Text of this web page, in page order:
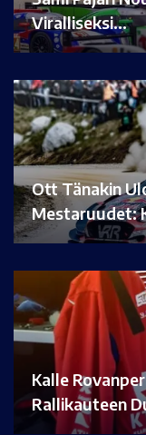
Viralliseksi…
Ott Tänakin
Mestaruudet:
Kalle
Rallikauteen